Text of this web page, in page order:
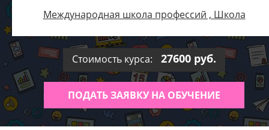
Международная школа профессий , Школа
Стоимость курса: 27600 руб.
ПОДАТЬ ЗАЯВКУ НА ОБУЧЕНИЕ